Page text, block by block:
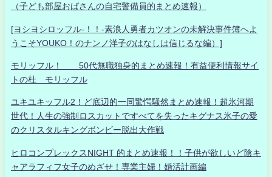
（子ども部屋おばさんの自宅警備員的まとめ速報）
[ヨシヨシロッフル-！！-素浪人勇者カツオンの未解決事件簿へよ
うこそYOUKO！のナンノ洋子のはなしは信じるな編）]
モリッフル！ 50代無職独身的まとめ速報！有益便利情報サイ
トの杜 モリッフル
ユキユキッフル2！ど底辺的一同驚愕騒然まとめ速報！超氷河期
世代！人生の強制ロスカットですべてを失ったキグナス氷子の愛
のクリスタルキングボンビー脱出大作戦
ヒロコンプレックスNIGHT 的まとめ速報！！子供が欲しいど陰キ
ャアラフィフ女子のめざせ！専業主婦！婚活計画編